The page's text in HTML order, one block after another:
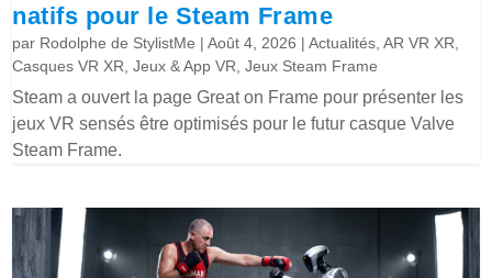
natifs pour le Steam Frame
par Rodolphe de StylistMe |Août 4, 2026 |Actualités ,AR VR XR
Casques VR XR ,Jeux & App VR ,Jeux Steam Frame
Steam a ouvert la page Great on Frame pour présenter les
jeux VR sensés être optimisés pour le futur casque Valve
Steam Frame.